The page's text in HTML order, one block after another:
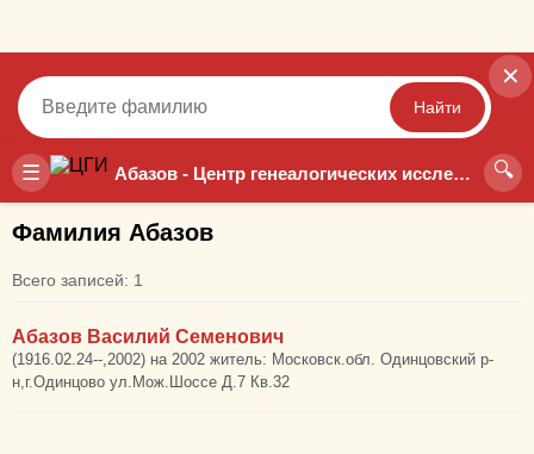
☰ Абазов - Центр генеалогических исследований 🔍
✕
Найти
Точный Неточный
Фамилия Абазов
Всего записей: 1
Абазов Василий Семенович
(1916.02.24--,2002) на 2002 житель: Московск.обл. Одинцовский р-
н,г.Одинцово ул.Мож.Шоссе Д.7 Кв.32